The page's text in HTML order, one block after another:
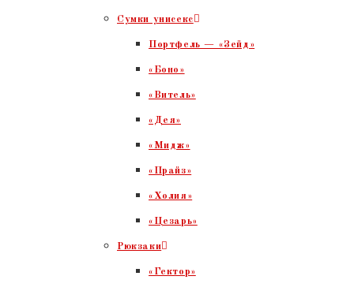
Сумки унисекс
Портфель — «Зейд»
«Боно»
«Витель»
«Дея»
«Мидж»
«Прайз»
«Холия»
«Цезарь»
Рюкзаки
«Гектор»